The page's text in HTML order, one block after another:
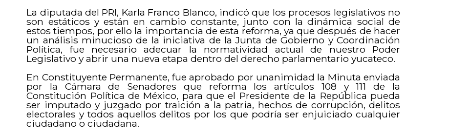
La diputada del PRI, Karla Franco Blanco, indicó que los procesos legislativos no
son estáticos y están en cambio constante, junto con la dinámica social de
estos tiempos, por ello la importancia de esta reforma, ya que después de hacer
un análisis minucioso de la iniciativa de la Junta de Gobierno y Coordinación
Política, fue necesario adecuar la normatividad actual de nuestro Poder
Legislativo y abrir una nueva etapa dentro del derecho parlamentario yucateco.
En Constituyente Permanente, fue aprobado por unanimidad la Minuta enviada
por la Cámara de Senadores que reforma los artículos 108 y 111 de la
Constitución Política de México, para que el Presidente de la República pueda
ser imputado y juzgado por traición a la patria, hechos de corrupción, delitos
electorales y todos aquellos delitos por los que podría ser enjuiciado cualquier
ciudadano o ciudadana.